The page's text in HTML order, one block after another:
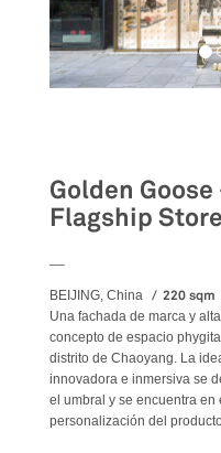
Golden
Flagship Store
BEIJING, China 220 sqm
Una fachada de marca y
concepto de espacio
distrito de Chaoyang. La
innovadora e inmersiva se
el umbral y se encuentra
personalización del